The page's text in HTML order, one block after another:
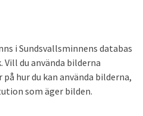
i Sundsvallsminnens databas
Vill du använda bilderna
hur du kan använda bilderna,
som äger bilden.